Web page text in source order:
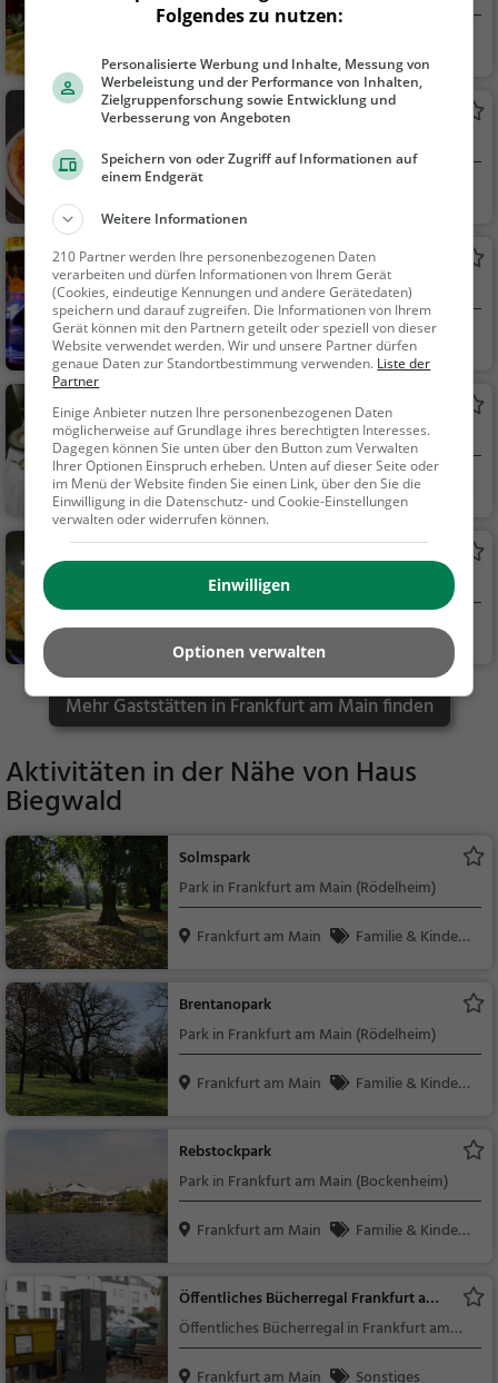
Main
nisch, Pizza, Europäis
ch, Mittagessen, Abe
h, Mediterran
Aurelia
ch, Mittagessen, Euro
päisch, Vegetarisch,
Mediterran
Bistro 29
Bar in Frankfurt am Main
Frankfurt am Main
Bar, Bier, Wein, Sn
acks / Getränke
Zur Haltestelle
Restaurant in Frankfurt am Main
Frankfurt am Main
Restaurant, Aben
dessen, Mittagessen
Asiatisches Restaurant in Frankfurt am Main
Frankfurt am Main
Restaurant, Chine
sisch, Asiatisch, Aben
dessen, Mittagessen,
Vegetarisch
Mehr Gaststätten in Frankfurt am Main finden
Aktivitäten in der Nähe von Haus
Biegwald
Solmspark
Park in Frankfurt am Main (Rödelheim)
Frankfurt am Main
Familie & Kinder,
Brentanopark
Park in Frankfurt am Main (Rödelheim)
Frankfurt am Main
Familie & Kinder,
Rebstockpark
Park in Frankfurt am Main (Bockenheim)
Frankfurt am Main
Familie & Kinder,
Öffentliches Bücherregal Frankfurt am
Main
Öffentliches Bücherregal in Frankfurt am
Main (Friedrich-Ebert-Siedlung)
Folgendes zu nutzen:
Personalisierte Werbung und Inhalte, Messung von
Werbeleistung und der Performance von Inhalten,
Zielgruppenforschung sowie Entwicklung und
Verbesserung von Angeboten
Speichern von oder Zugriff auf Informationen auf
einem Endgerät
Weitere Informationen
210 Partner werden Ihre personenbezogenen Daten
verarbeiten und dürfen Informationen von Ihrem Gerät
(Cookies, eindeutige Kennungen und andere Gerätedaten)
speichern und darauf zugreifen. Die Informationen von Ihrem
Gerät können mit den Partnern geteilt oder speziell von dieser
Website verwendet werden. Wir und unsere Partner dürfen
genaue Daten zur Standortbestimmung verwenden. Liste der
Partner
Einige Anbieter nutzen Ihre personenbezogenen Daten
möglicherweise auf Grundlage ihres berechtigten Interesses.
Dagegen können Sie unten über den Button zum Verwalten
Ihrer Optionen Einspruch erheben. Unten auf dieser Seite oder
im Menü der Website finden Sie einen Link, über den Sie die
Einwilligung in die Datenschutz- und Cookie-Einstellungen
verwalten oder widerrufen können.
Einwilligen
Optionen verwalten